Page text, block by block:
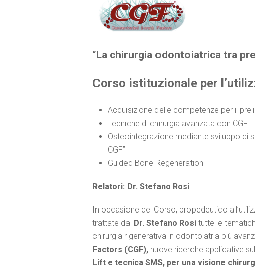
“La chirurgia odontoiatrica tra
Corso istituzionale per
Acquisizione delle competenze per il
Tecniche di chirurgia avanzata con CGF
Osteointegrazione mediante sviluppo di
CGF”
Guided Bone Regeneration
Relatori: Dr. Stefano Rosi
In occasione del Corso, propedeutico
trattate dal Dr. Stefano Rosi tutte le
chirurgia rigenerativa in odontoiatria più
Factors (CGF), nuove ricerche applicative sul
Lift e tecnica SMS, per una visione